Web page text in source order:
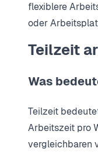
flexiblere
oder
Teilzeit
Was
Teilzeit
Arbeitszeit pro
vergleichbaren